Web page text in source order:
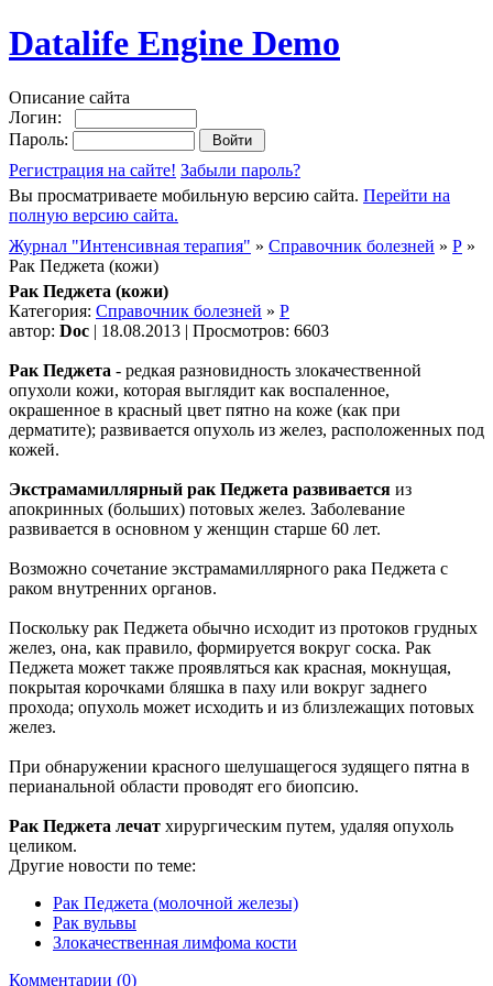
Datalife Engine Demo
Описание сайта
Логин:
Пароль:
Регистрация на сайте! Забыли пароль?
Вы просматриваете мобильную версию сайта. Перейти на
полную версию сайта.
Журнал "Интенсивная терапия" » Справочник болезней » Р »
Рак Педжета (кожи)
Рак Педжета (кожи)
Категория: Справочник болезней » Р
автор: Doc | 18.08.2013 | Просмотров: 6603
Рак Педжета - редкая разновидность злокачественной
опухоли кожи, которая выглядит как воспаленное,
окрашенное в красный цвет пятно на коже (как при
дерматите); развивается опухоль из желез, расположенных под
кожей.
Экстрамамиллярный рак Педжета развивается из
апокринных (больших) потовых желез. Заболевание
развивается в основном у женщин старше 60 лет.
Возможно сочетание экстрамамиллярного рака Педжета с
раком внутренних органов.
Поскольку рак Педжета обычно исходит из протоков грудных
желез, она, как правило, формируется вокруг соска. Рак
Педжета может также проявляться как красная, мокнущая,
покрытая корочками бляшка в паху или вокруг заднего
прохода; опухоль может исходить и из близлежащих потовых
желез.
При обнаружении красного шелушащегося зудящего пятна в
перианальной области проводят его биопсию.
Рак Педжета лечат хирургическим путем, удаляя опухоль
целиком.
Другие новости по теме:
Рак Педжета (молочной железы)
Рак вульвы
Злокачественная лимфома кости
Комментарии (0)